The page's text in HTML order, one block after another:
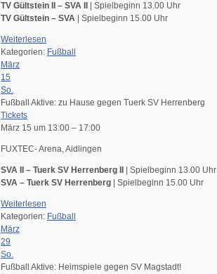
TV Gültstein II – SVA II
| Spielbeginn 13.00 Uhr
TV Gültstein – SVA
| Spielbeginn 15.00 Uhr
Weiterlesen
Kategorien: Fußball
März
15
So.
Fußball Aktive: zu Hause gegen Tuerk SV Herrenberg
Tickets
März 15 um 13:00 – 17:00
FUXTEC- Arena, Aidlingen
SVA II – Tuerk SV Herrenberg II
| Spielbeginn 13.00 Uhr
SVA – Tuerk SV Herrenberg
| Spielbeginn 15.00 Uhr
Weiterlesen
Kategorien: Fußball
März
29
So.
Fußball Aktive: Heimspiele gegen SV Magstadt!